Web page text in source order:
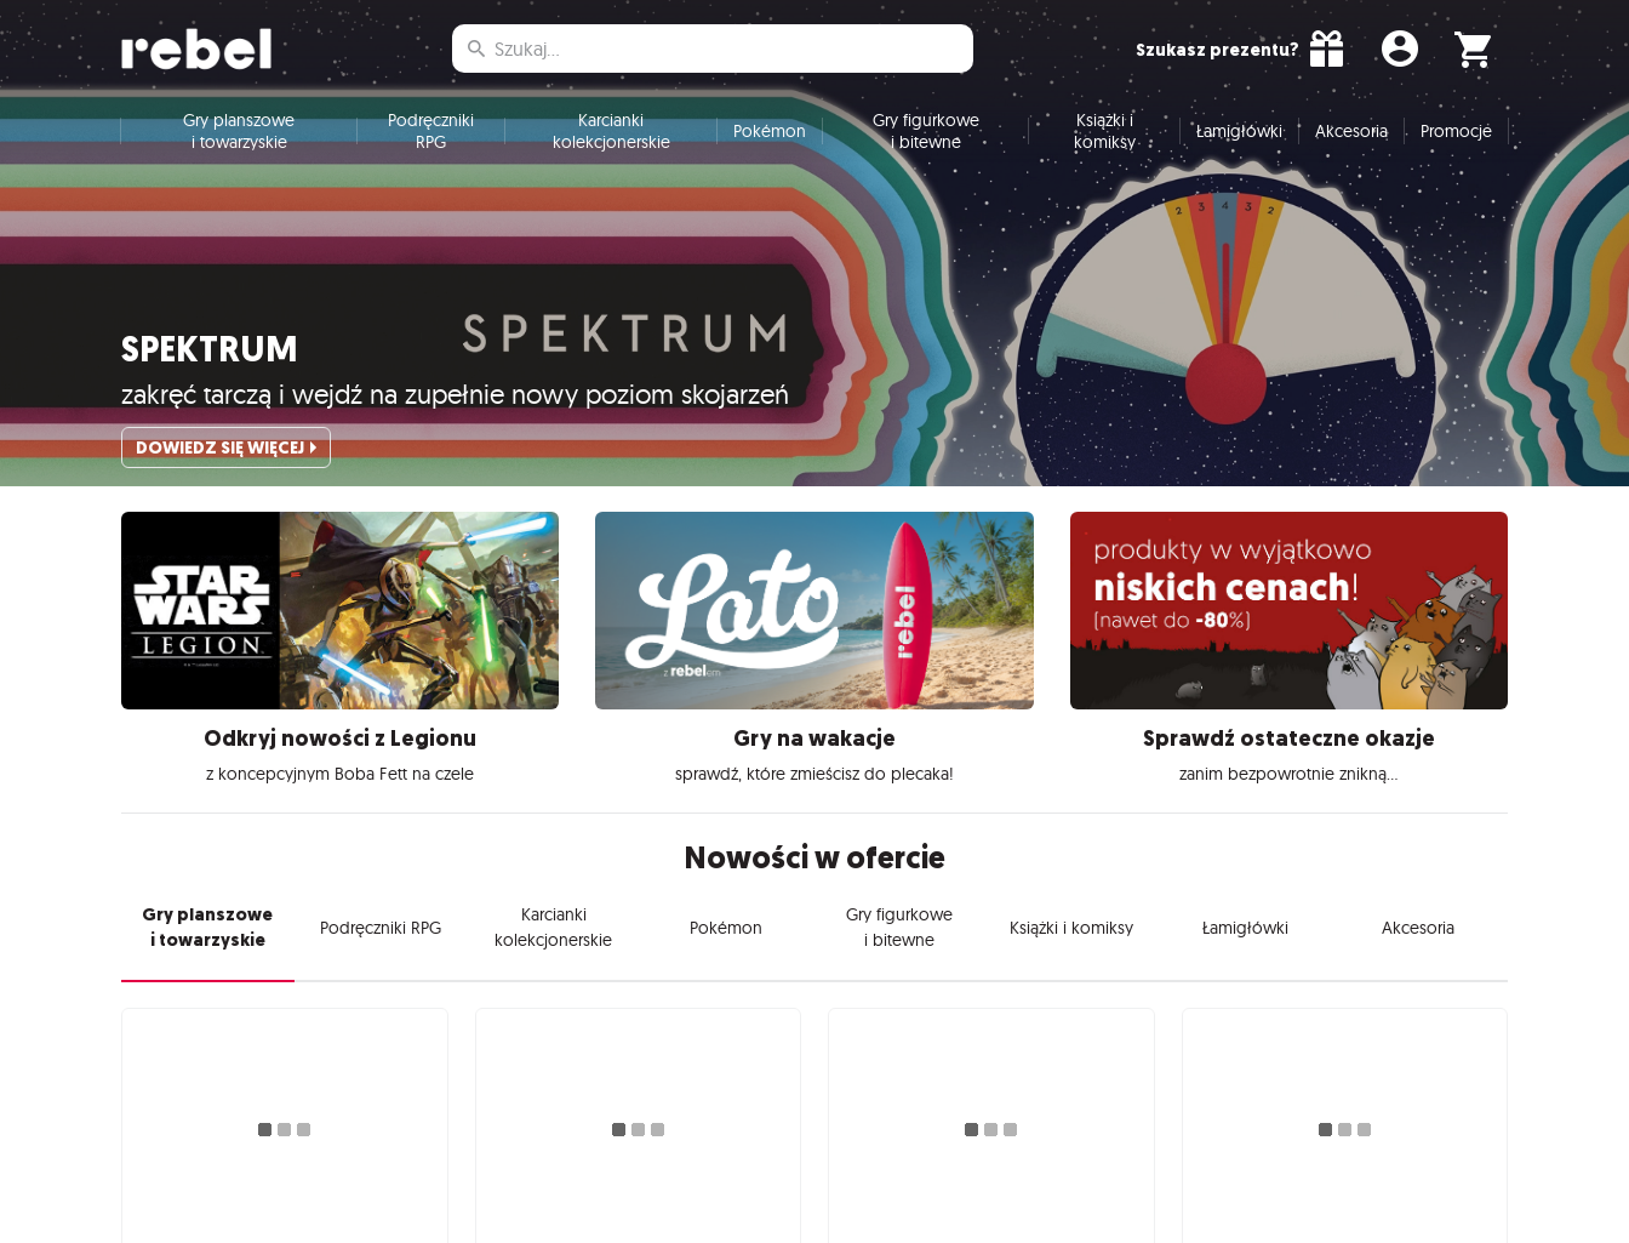
Szukasz prezentu?
Gry planszowe
i towarzyskie
Podręczniki
RPG
Karcianki
kolekcjonerskie
Pokémon
Gry figurkowe
i bitewne
Książki i
komiksy
Łamigłówki Akcesoria Promocje
SPEKTRUM
zakręć tarczą i wejdź na zupełnie nowy poziom skojarzeń
DOWIEDZ SIĘ WIĘCEJ
Odkryj nowości z Legionu
z koncepcyjnym Boba Fett na czele
Gry na wakacje
sprawdź, które zmieścisz do plecaka!
Sprawdź ostateczne okazje
zanim bezpowrotnie znikną...
Nowości w ofercie
Gry planszowe
i towarzyskie
Podręczniki RPG
Karcianki
kolekcjonerskie
Pokémon
Gry figurkowe
i bitewne
Książki i komiksy Łamigłówki Akcesoria